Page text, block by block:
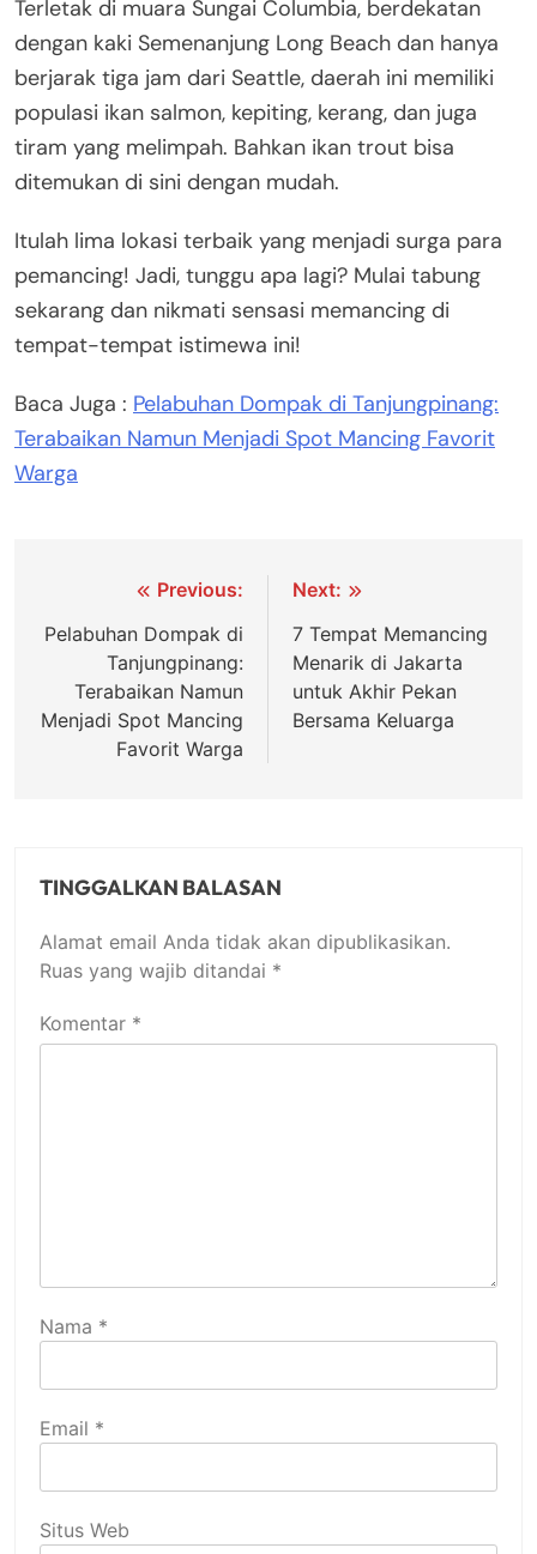
Terletak di muara Sungai Columbia, berdekatan
dengan kaki Semenanjung Long Beach dan hanya
berjarak tiga jam dari Seattle, daerah ini memiliki
populasi ikan salmon, kepiting, kerang, dan juga
tiram yang melimpah. Bahkan ikan trout bisa
ditemukan di sini dengan mudah.
Itulah lima lokasi terbaik yang menjadi surga para
pemancing! Jadi, tunggu apa lagi? Mulai tabung
sekarang dan nikmati sensasi memancing di
tempat-tempat istimewa ini!
Baca Juga : Pelabuhan Dompak di Tanjungpinang:
Terabaikan Namun Menjadi Spot Mancing Favorit
Warga
Navigasi
pos
Previous:
Pelabuhan Dompak di
Tanjungpinang:
Terabaikan Namun
Menjadi Spot Mancing
Favorit Warga
Next:
7 Tempat Memancing
Menarik di Jakarta
untuk Akhir Pekan
Bersama Keluarga
TINGGALKAN BALASAN
Alamat email Anda tidak akan dipublikasikan.
Ruas yang wajib ditandai *
Komentar *
Nama *
Email *
Situs Web